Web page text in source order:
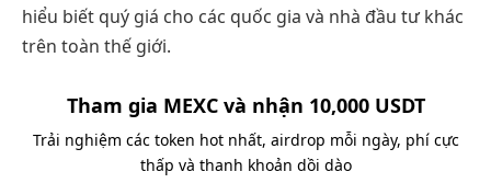
hiểu biết quý giá cho các quốc gia và nhà đầu tư khác
trên toàn thế giới.
Tham gia MEXC và nhận 10,000 USDT
Trải nghiệm các token hot nhất, airdrop mỗi ngày, phí cực
thấp và thanh khoản dồi dào